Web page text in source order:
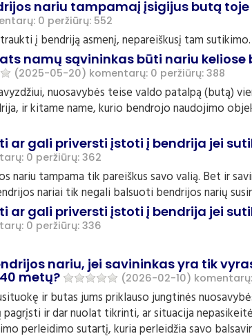
nariu tampamaį įsigijus butą toje
0 peržiūrų: 552
į bendriją asmenį, nepareiškusį tam sutikimo.
namų sąvininkas būti nariu keliose
(2025-05-20) komentarų: 0 peržiūrų: 388
nuosavybės teise valdo patalpą (butą)
ir kitame name, kurio bendrojo naudojimo
ar gali priversti įstoti į bendrija jei
0 peržiūrų: 362
nariu tampama tik pareiškus savo valią. Bet ir
nariai tik negali balsuoti bendrijos narių
ar gali priversti įstoti į bendrija jei
0 peržiūrų: 336
nariu, jei savininkas yra tik
metų? (2026-02-10)
ir butas jums priklauso jungtinės
ir dar nuolat tikrinti, ar situacija
perleidimo sutartį, kuria perleidžia savo